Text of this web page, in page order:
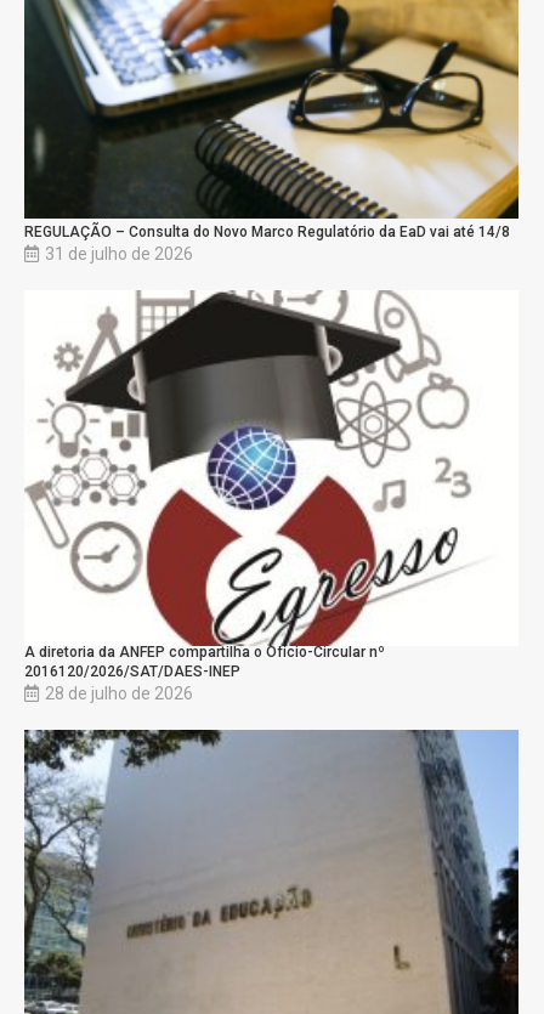
REGULAÇÃO – Consulta do Novo Marco Regulatório da EaD vai até 14/8
31 de julho de 2026
A diretoria da ANFEP compartilha o Ofício-Circular nº
2016120/2026/SAT/DAES-INEP
28 de julho de 2026